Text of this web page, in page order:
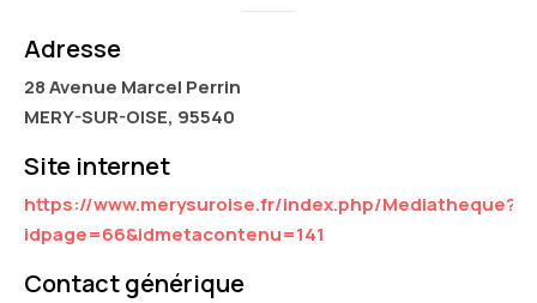
Adresse
28 Avenue Marcel Perrin
MERY-SUR-OISE, 95540
Site internet
https://www.merysuroise.fr/index.php/Mediatheque?
idpage=66&idmetacontenu=141
Contact générique